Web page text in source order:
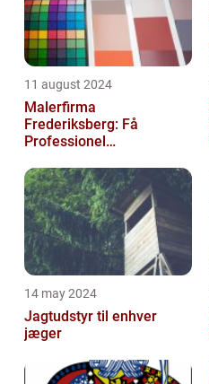
11 august 2024
Malerfirma
Frederiksberg: Få
Professionel
eller virksomhed
14 may 2024
Jagtudstyr til enhver
jæger